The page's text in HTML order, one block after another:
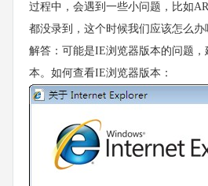
过程中，会遇到一些小问题，比如
都没录到，这个时候我们应该怎么办
解答：可能是IE浏览器版本的问题，
本。如何查看IE浏览器版本：